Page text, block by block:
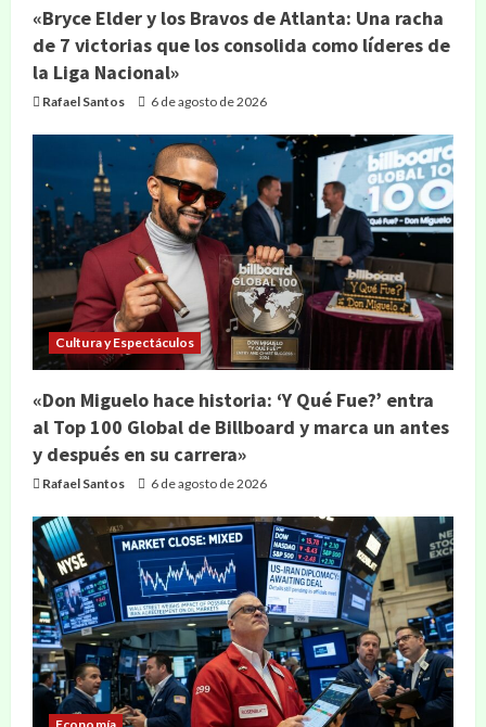
«Bryce Elder y los Bravos de Atlanta: Una racha
de 7 victorias que los consolida como líderes de
la Liga Nacional»
Rafael Santos 6 de agosto de 2026
Cultura y Espectáculos
«Don Miguelo hace historia: ‘Y Qué Fue?’ entra
al Top 100 Global de Billboard y marca un antes
y después en su carrera»
Rafael Santos 6 de agosto de 2026